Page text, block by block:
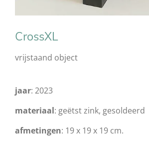
CrossXL
vrijstaand object
jaar: 2023
materiaal: geëtst zink, gesoldeerd
afmetingen: 19 x 19 x 19 cm.